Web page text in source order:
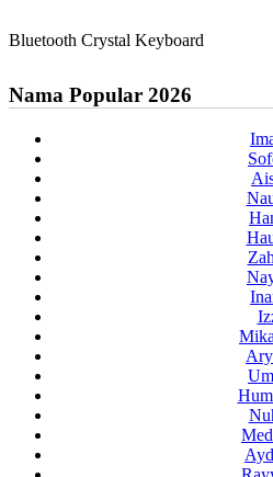
Bluetooth Crystal Keyboard
Nama Popular 2026